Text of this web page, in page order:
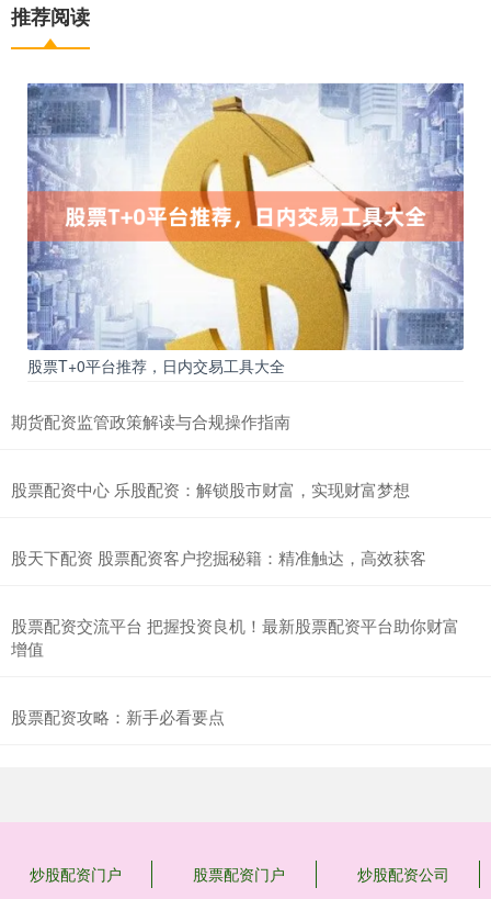
推荐阅读
股票T+0平台推荐，日内交易工具大全
期货配资监管政策解读与合规操作指南
股票配资中心 乐股配资：解锁股市财富，实现财富梦想
股天下配资 股票配资客户挖掘秘籍：精准触达，高效获客
股票配资交流平台 把握投资良机！最新股票配资平台助你财富
增值
股票配资攻略：新手必看要点
炒股配资门户 股票配资门户 炒股配资公司